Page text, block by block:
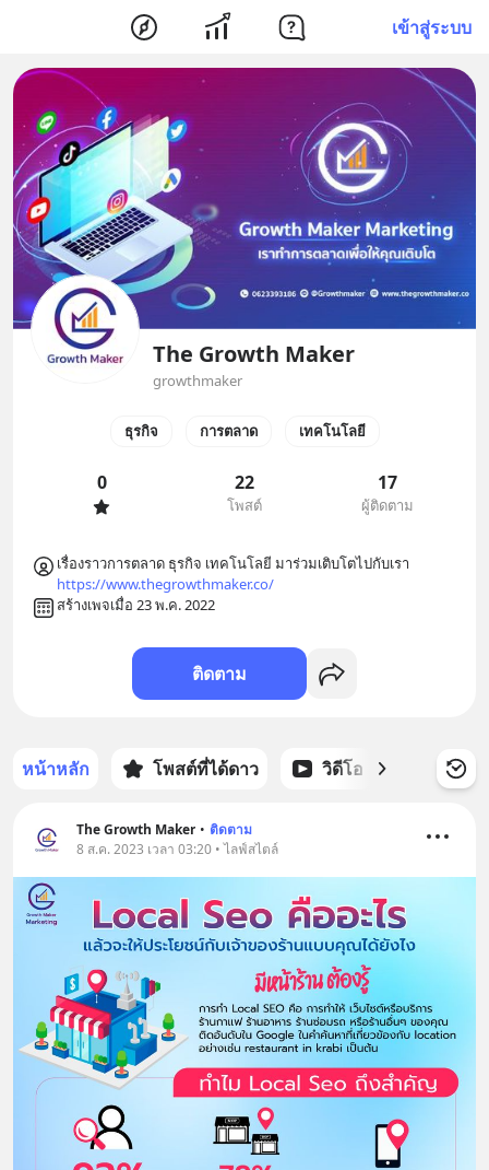
เข้าสู่ระบบ
The Growth Maker
growthmaker
ธุรกิจ การตลาด เทคโนโลยี
0 22
โพสต์
17
ผู้ติดตาม
https://www.thegrowthmaker.co/
สร้างเพจเมื่อ 23 พ.ค. 2022
ติดตาม
หน้าหลัก โพสต์ที่ได้ดาว วิดีโอ พอดแ
The Growth Maker • ติดตาม
8 ส.ค. 2023 เวลา 03:20 • ไลฟ์สไตล์